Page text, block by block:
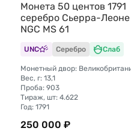
Монета 50 центов 1791
серебро Сьерра-Леоне
NGC MS 61
UNC Серебро Слаб
Вес, г: 13,1
Проба: 903
Тираж, шт: 4.622
Год: 1791
250 000 ₽